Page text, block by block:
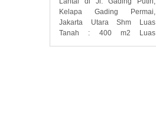
Kelapa Gading Permai,
Jakarta Utara Shm Luas
Tanah : 400 m2 Luas